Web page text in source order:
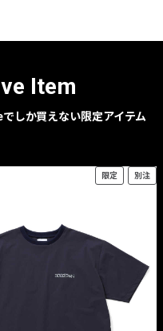
Item
しか買えない限定アイテム
限定 別注